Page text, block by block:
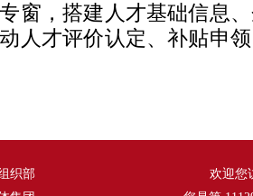
窗，搭建人才基础信息
人才评价认定、补贴申
织部
欢迎您